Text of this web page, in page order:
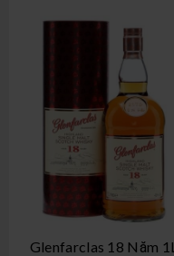
Glenfarclas 18 Năm 1L